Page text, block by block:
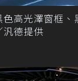
色高光澤窗框
汎德提供